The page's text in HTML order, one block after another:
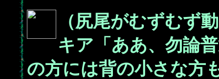
（尻尾がむずむず
キア「ああ、勿論
の方には背の小さな方